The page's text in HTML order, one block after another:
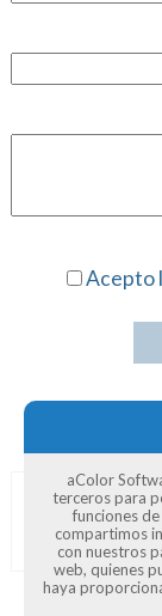
Acepto
aColor
terceros para
funciones
compartimos
con nuestros
web, quienes
haya